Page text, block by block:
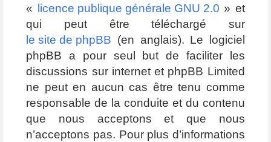
«
licence publique générale GNU 2.0 » et
qui peut être téléchargé sur
le site de phpBB (en anglais). Le logiciel
phpBB a pour seul but de faciliter les
discussions sur internet et phpBB Limited
ne peut en aucun cas être tenu comme
responsable de la conduite et du contenu
que nous acceptons et que nous
n’acceptons pas. Pour plus d’informations